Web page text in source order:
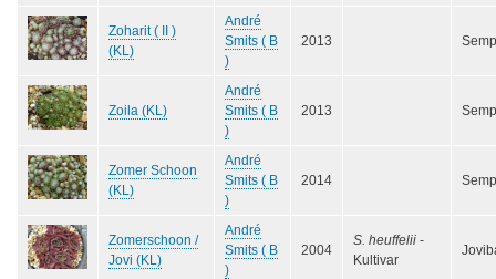
Zoharit ( II )
(KL)
André
Smits ( B
)
2013
Zoila (KL)
André
Smits ( B
)
2013
Zomer Schoon
(KL)
André
Smits ( B
)
2014
Zomerschoon /
Jovi (KL)
André
Smits ( B
)
2004
S. heuffelii -
Kultivar